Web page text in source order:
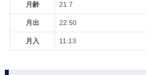
月齢 21.7
月出 22:50
月入 11:13